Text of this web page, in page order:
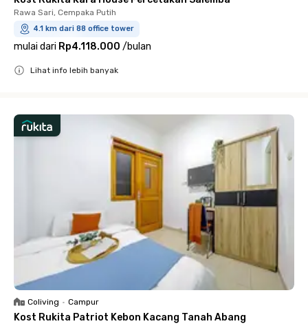
Rawa Sari, Cempaka Putih
4.1 km dari 88 office tower
mulai dari Rp4.118.000 /bulan
Lihat info lebih banyak
Coliving • Campur
Kost Rukita Patriot Kebon Kacang Tanah Abang